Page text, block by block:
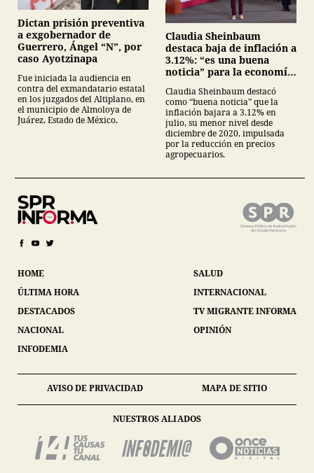
Dictan prisión preventiva
a exgobernador de
Guerrero, Ángel “N”, por
caso Ayotzinapa
Fue iniciada la audiencia en
contra del exmandatario estatal
en los juzgados del Altiplano, en
el municipio de Almoloya de
Juárez, Estado de México.
Claudia Sheinbaum
destaca baja de inflación a
3.12%: “es una buena
noticia” para la economía
Claudia Sheinbaum destacó
como “buena noticia” que la
inflación bajara a 3.12% en
julio, su menor nivel desde
diciembre de 2020, impulsada
por la reducción en precios
agropecuarios.
HOME
ÚLTIMA HORA
DESTACADOS
NACIONAL
INFODEMIA
SALUD
INTERNACIONAL
TV MIGRANTE INFORMA
OPINIÓN
AVISO DE PRIVACIDAD MAPA DE SITIO
NUESTROS ALIADOS